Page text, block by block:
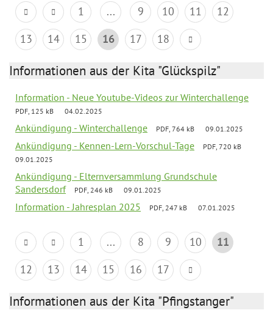
1 ... 9 10 11
12
13
14 15 16 17 18
Informationen aus der Kita "Glückspilz"
Information - Neue Youtube-Videos zur Winterchallenge
PDF, 125 kB 04.02.2025
Ankündigung - Winterchallenge PDF, 764 kB 09.01.2025
Ankündigung - Kennen-Lern-Vorschul-Tage
PDF, 720 kB
09.01.2025
Ankündigung - Elternversammlung Grundschule
Sandersdorf
PDF, 246 kB 09.01.2025
Information - Jahresplan 2025 PDF, 247 kB 07.01.2025
1 ... 8 9 10
11
12
13 14 15 16 17
Informationen aus der Kita "Pfingstanger"